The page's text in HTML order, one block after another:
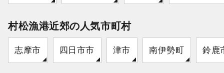
村松漁港近郊の人気市町村
志摩市 四日市市 津市 南伊勢町 鈴鹿